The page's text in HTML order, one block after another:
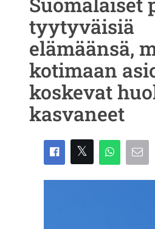
tyytyväisiä
elämäänsä,
kotimaan
koskevat
kasvaneet